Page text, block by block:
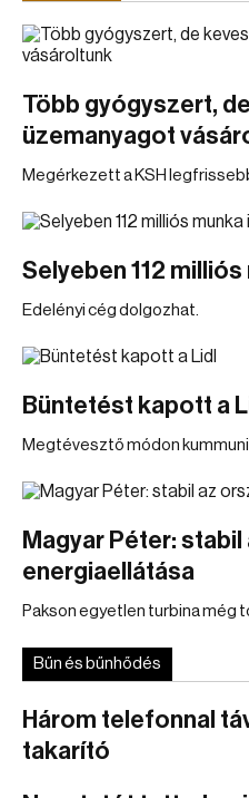
Több gyógyszert,
üzemanyagot
Megérkezett a KSH
Selyeben 112 milliós
Edelényi cég dolgozhat.
Büntetést kapott a
Megtévesztő módon
Magyar Péter:
energiaellátása
Pakson egyetlen turbina még
Bűn és bűnhődés
Három telefonnal
takarító